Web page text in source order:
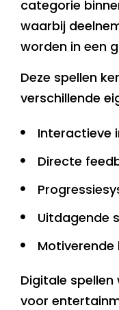
categorie
waarbij
worden in een
Deze spellen
verschillende
Interactieve
Directe
Uitdagende
Digitale
voor